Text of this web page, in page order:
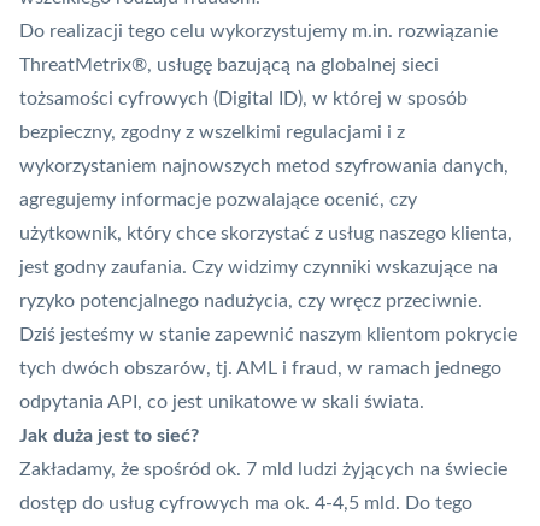
Do realizacji tego celu wykorzystujemy m.in. rozwiązanie
ThreatMetrix®, usługę bazującą na globalnej sieci
tożsamości cyfrowych (Digital ID), w której w sposób
bezpieczny, zgodny z wszelkimi regulacjami i z
wykorzystaniem najnowszych metod szyfrowania danych,
agregujemy informacje pozwalające ocenić, czy
użytkownik, który chce skorzystać z usług naszego klienta,
jest godny zaufania. Czy widzimy czynniki wskazujące na
ryzyko potencjalnego nadużycia, czy wręcz przeciwnie.
Dziś jesteśmy w stanie zapewnić naszym klientom pokrycie
tych dwóch obszarów, tj. AML i fraud, w ramach jednego
odpytania API, co jest unikatowe w skali świata.
Jak duża jest to sieć?
Zakładamy, że spośród ok. 7 mld ludzi żyjących na świecie
dostęp do usług cyfrowych ma ok. 4-4,5 mld. Do tego